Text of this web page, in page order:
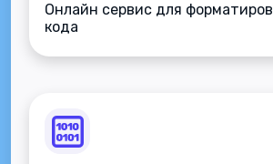
Онлайн сервис для
кода